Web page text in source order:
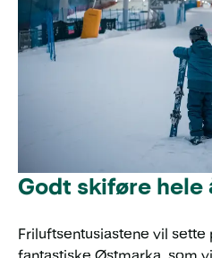
Godt skiføre hele
Friluftsentusiastene vil